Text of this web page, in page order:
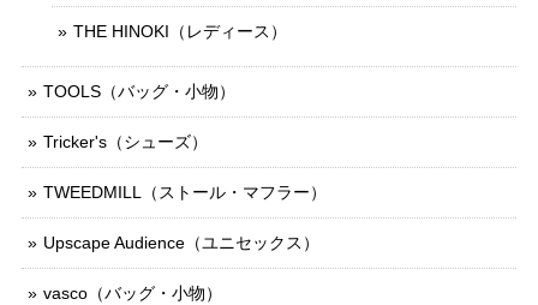
THE HINOKI（レディース）
TOOLS（バッグ・小物）
Tricker's（シューズ）
TWEEDMILL（ストール・マフラー）
Upscape Audience（ユニセックス）
vasco（バッグ・小物）